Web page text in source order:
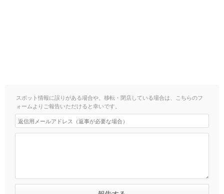
スポット情報に誤りがある場合や、移転・閉店している場合は、こちらのフ
ォームよりご報告いただけると幸いです。